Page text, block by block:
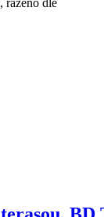
, řazeno dle